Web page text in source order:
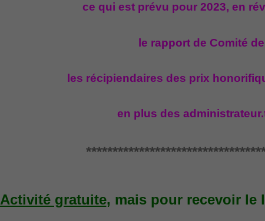
ce qui est prévu pour 2023, en
le rapport de Comité
les récipiendaires des prix
en plus des
Activité gratuite, mais pour recevoir le